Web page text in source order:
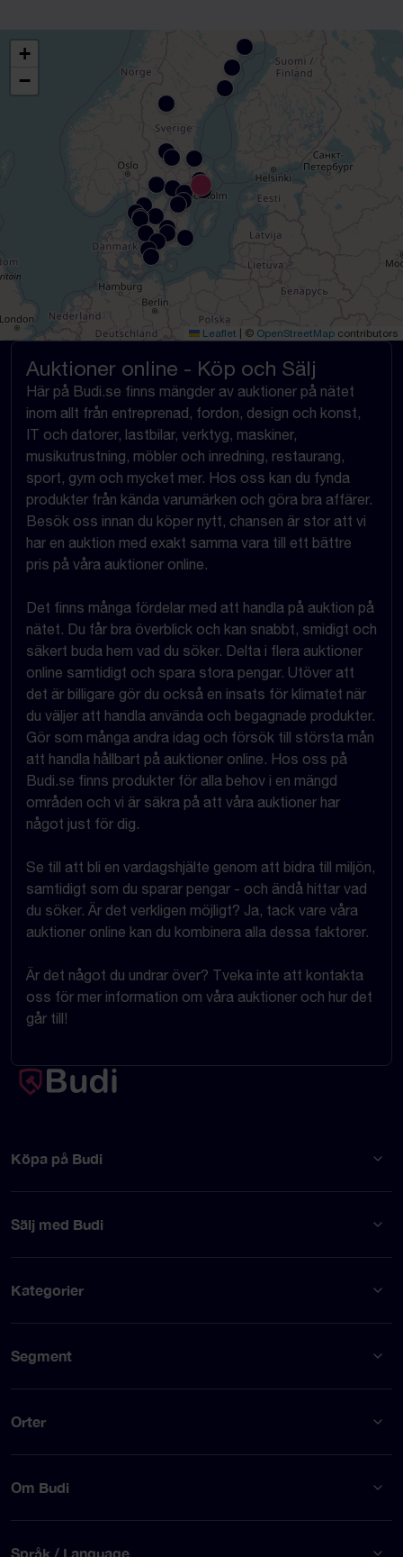
+
−
Leaflet © OpenStreetMap contributors
Auktioner online - Köp och Sälj
Här på Budi.se finns mängder av auktioner på nätet
inom allt från entreprenad, fordon, design och konst,
IT och datorer, lastbilar, verktyg, maskiner,
musikutrustning, möbler och inredning, restaurang,
sport, gym och mycket mer. Hos oss kan du fynda
produkter från kända varumärken och göra bra affärer.
Besök oss innan du köper nytt, chansen är stor att vi
har en auktion med exakt samma vara till ett bättre
pris på våra auktioner online.
Det finns många fördelar med att handla på auktion på
nätet. Du får bra överblick och kan snabbt, smidigt och
säkert buda hem vad du söker. Delta i flera auktioner
online samtidigt och spara stora pengar. Utöver att
det är billigare gör du också en insats för klimatet när
du väljer att handla använda och begagnade produkter.
Gör som många andra idag och försök till största mån
att handla hållbart på auktioner online. Hos oss på
Budi.se finns produkter för alla behov i en mängd
områden och vi är säkra på att våra auktioner har
något just för dig.
Se till att bli en vardagshjälte genom att bidra till miljön,
samtidigt som du sparar pengar - och ändå hittar vad
du söker. Är det verkligen möjligt? Ja, tack vare våra
auktioner online kan du kombinera alla dessa faktorer.
Är det något du undrar över? Tveka inte att kontakta
oss för mer information om våra auktioner och hur det
går till!
Köpa på Budi
Sälj med Budi
Kategorier
Segment
Orter
Om Budi
Språk / Language